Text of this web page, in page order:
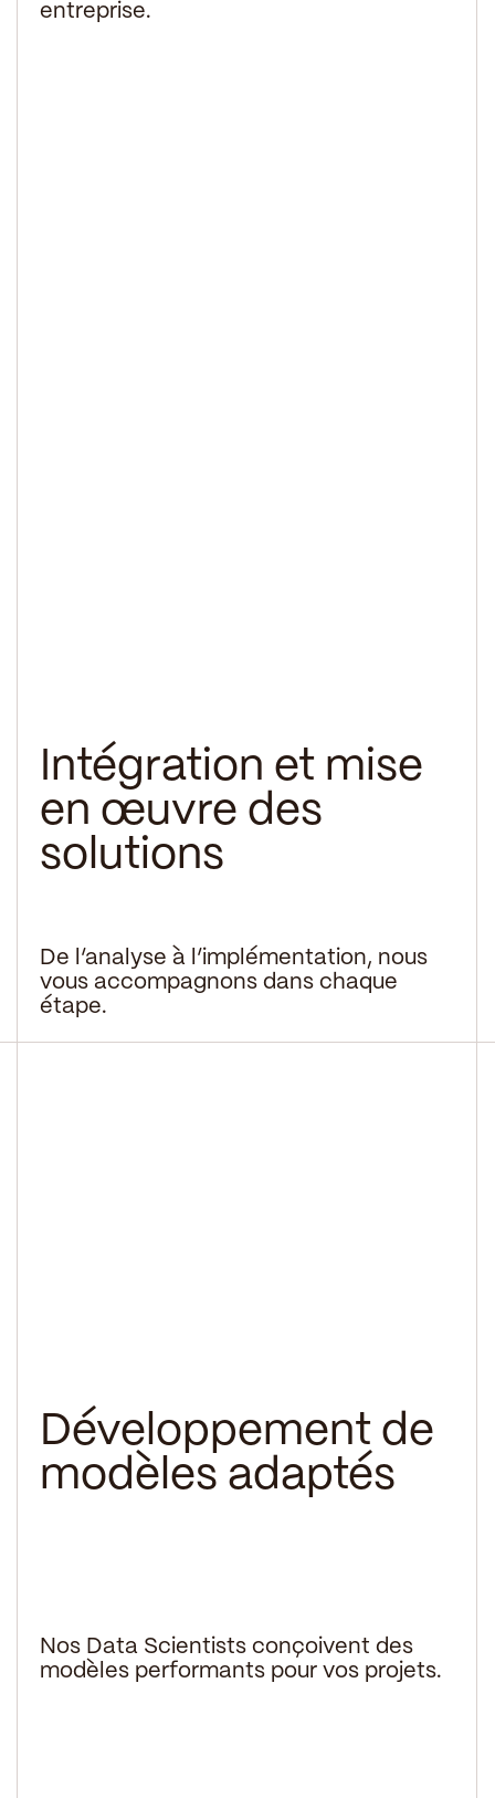
entreprise.
Intégration et mise
en œuvre des
solutions
De l’analyse à l’implémentation, nous
vous accompagnons dans chaque
étape.
Développement de
modèles adaptés
Nos Data Scientists conçoivent des
modèles performants pour vos projets.